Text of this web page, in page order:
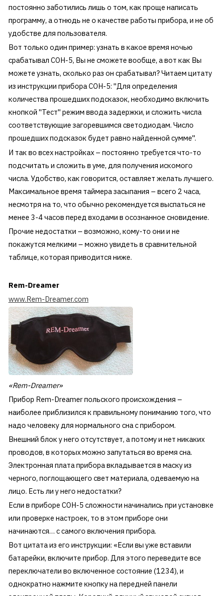
постоянно заботились лишь о том, как проще написать
программу, а отнюдь не о качестве работы прибора, и не об
удобстве для пользователя.
Вот только один пример: узнать в какое время ночью
срабатывал СОН-5, Вы не сможете вообще, а вот как Вы
можете узнать, сколько раз он срабатывал? Читаем цитату
из инструкции прибора СОН-5: "Для определения
количества прошедших подсказок, необходимо включить
кнопкой "Тест" режим ввода задержки, и сложить числа
соответствующие загоревшимся светодиодам. Число
прошедших подсказок будет равно найденной сумме".
И так во всех настройках – постоянно требуется что-то
подсчитать и сложить в уме, для получения искомого
числа. Удобство, как говорится, оставляет желать лучшего.
Максимальное время таймера засыпания – всего 2 часа,
несмотря на то, что обычно рекомендуется выспаться не
менее 3-4 часов перед входами в осознанное сновидение.
Прочие недостатки – возможно, кому-то они и не
покажутся мелкими – можно увидеть в сравнительной
таблице, которая приводится ниже.
Rem-Dreamer
www.Rem-Dreamer.com
«Rem-Dreamer»
Прибор Rem-Dreamer польского происхождения –
наиболее приблизился к правильному пониманию того, что
надо человеку для нормального сна с прибором.
Внешний блок у него отсутствует, а потому и нет никаких
проводов, в которых можно запутаться во время сна.
Электронная плата прибора вкладывается в маску из
черного, поглощающего свет материала, одеваемую на
лицо. Есть ли у него недостатки?
Если в приборе СОН-5 сложности начинались при установке
или проверке настроек, то в этом приборе они
начинаются… с самого включения прибора.
Вот цитата из его инструкции: «Если вы уже вставили
батарейки, включите прибор. Для этого переведите все
переключатели во включенное состояние (1234), и
однократно нажмите кнопку на передней панели